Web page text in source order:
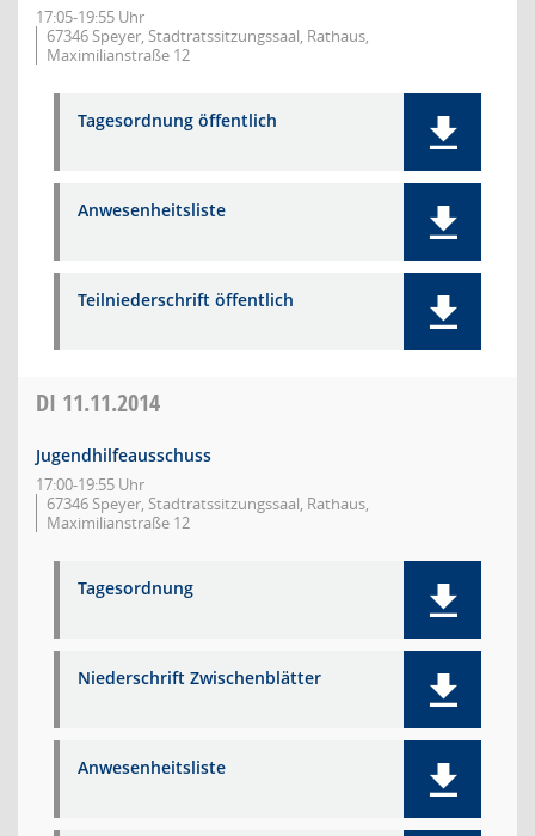
17:05-19:55 Uhr
67346 Speyer, Stadtratssitzungssaal, Rathaus,
Maximilianstraße 12
Tagesordnung öffentlich
Anwesenheitsliste
Teilniederschrift öffentlich
DI 11.11.2014
Jugendhilfeausschuss
17:00-19:55 Uhr
67346 Speyer, Stadtratssitzungssaal, Rathaus,
Maximilianstraße 12
Tagesordnung
Niederschrift Zwischenblätter
Anwesenheitsliste